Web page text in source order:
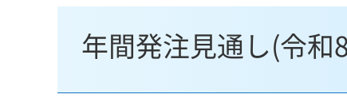
年間発注見通し(令